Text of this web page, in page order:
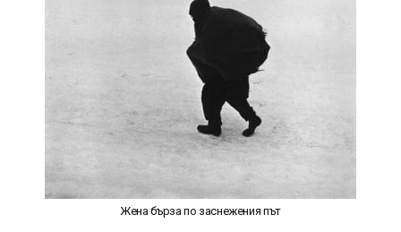
Жена бърза по заснежения път